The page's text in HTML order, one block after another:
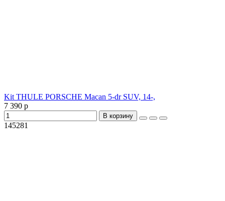
Kit THULE PORSCHE Macan 5-dr SUV, 14-,
7 390 р
В корзину
145281